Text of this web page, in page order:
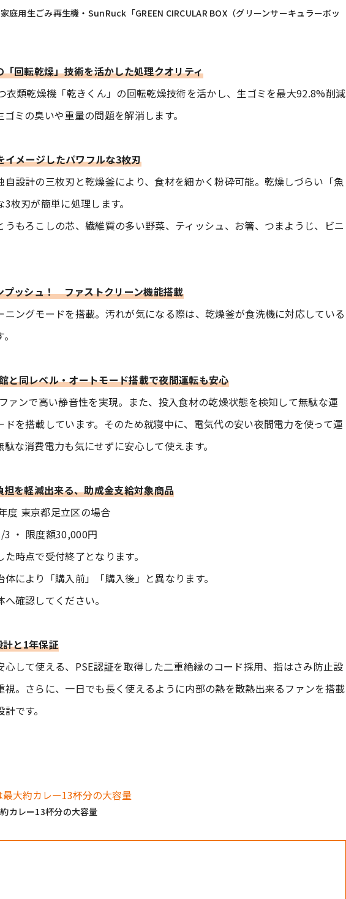
庭用生ごみ再生機・SunRuck「GREEN CIRCULAR BOX（グリーンサーキュラーボッ
回転乾燥」技術を活かした処理クオリティ
衣類乾燥機「乾きくん」の回転乾燥技術を活かし、生ゴミを最大92.8%削減
ミの臭いや重量の問題を解消します。
イメージしたパワフルな3枚刃
自設計の三枚刃と乾燥釜により、食材を細かく粉砕可能。乾燥しづらい「魚
枚刃が簡単に処理します。
もろこしの芯、繊維質の多い野菜、ティッシュ、お箸、つまようじ、ビニ
プッシュ！ ファストクリーン機能搭載
ニングモードを搭載。汚れが気になる際は、乾燥釜が食洗機に対応している
と同レベル・オートモード搭載で夜間運転も安心
ァンで高い静音性を実現。また、投入食材の乾燥状態を検知して無駄な運
を搭載しています。そのため就寝中に、電気代の安い夜間電力を使って運
な消費電力も気にせずに安心して使えます。
を軽減出来る、助成金支給対象商品
度 東京都足立区の場合
・ 限度額30,000円
時点で受付終了となります。
により「購入前」「購入後」と異なります。
確認してください。
と1年保証
心して使える、PSE認証を取得した二重絶縁のコード採用、指はさみ防止設
視。さらに、一日でも長く使えるように内部の熱を散熱出来るファンを搭載
です。
カレー13杯分の大容量